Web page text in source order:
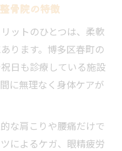
灸整骨院の探し方
灸整骨院の特徴とは
骨院利用パターン
の秘訣になる
な休日サイクルを実
骨院の特徴
ットのひとつは、柔軟
ります。博多区春町の
日も診療している施設
に無理なく身体ケアが
な肩こりや腰痛だけで
によるケガ、眼精疲労